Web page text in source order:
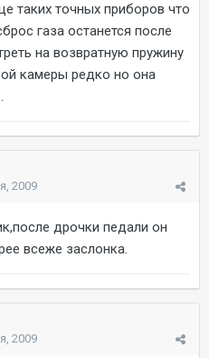
таких точных приборов что
газа останется после
на возвратную пружину
камеры редко но она
2009
дрочки педали он
всеже заслонка.
2009